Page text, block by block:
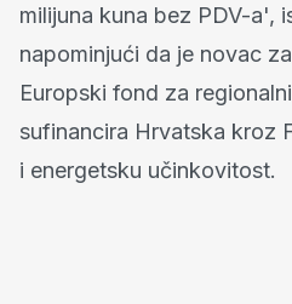
milijuna kuna bez PDV-a',
napominjući da je novac
Europski fond za
sufinancira Hrvatska kroz
i energetsku učinkovitost.